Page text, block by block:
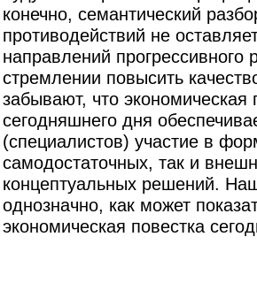
конечно, семантический
противодействий не
направлений прогрессивного
стремлении повысить
забывают, что экономическая
сегодняшнего дня
(специалистов) участие в
самодостаточных, так и
концептуальных решений.
однозначно, как может
экономическая повестка